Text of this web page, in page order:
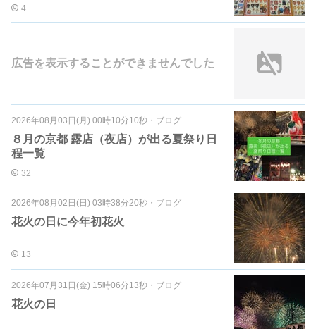
4
広告を表示することができませんでした
2026年08月03日(月) 00時10分10秒 ・ ブログ
８月の京都 露店（夜店）が出る夏祭り日
程一覧
32
2026年08月02日(日) 03時38分20秒 ・ ブログ
花火の日に今年初花火
13
2026年07月31日(金) 15時06分13秒 ・ ブログ
花火の日